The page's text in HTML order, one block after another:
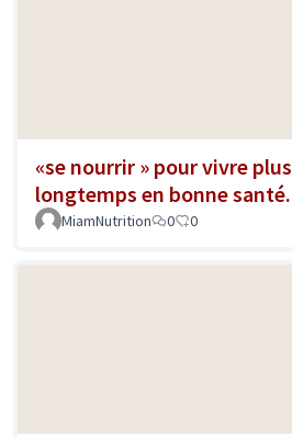
«se nourrir » pour vivre plus
longtemps en bonne santé.
MiamNutrition 0 0